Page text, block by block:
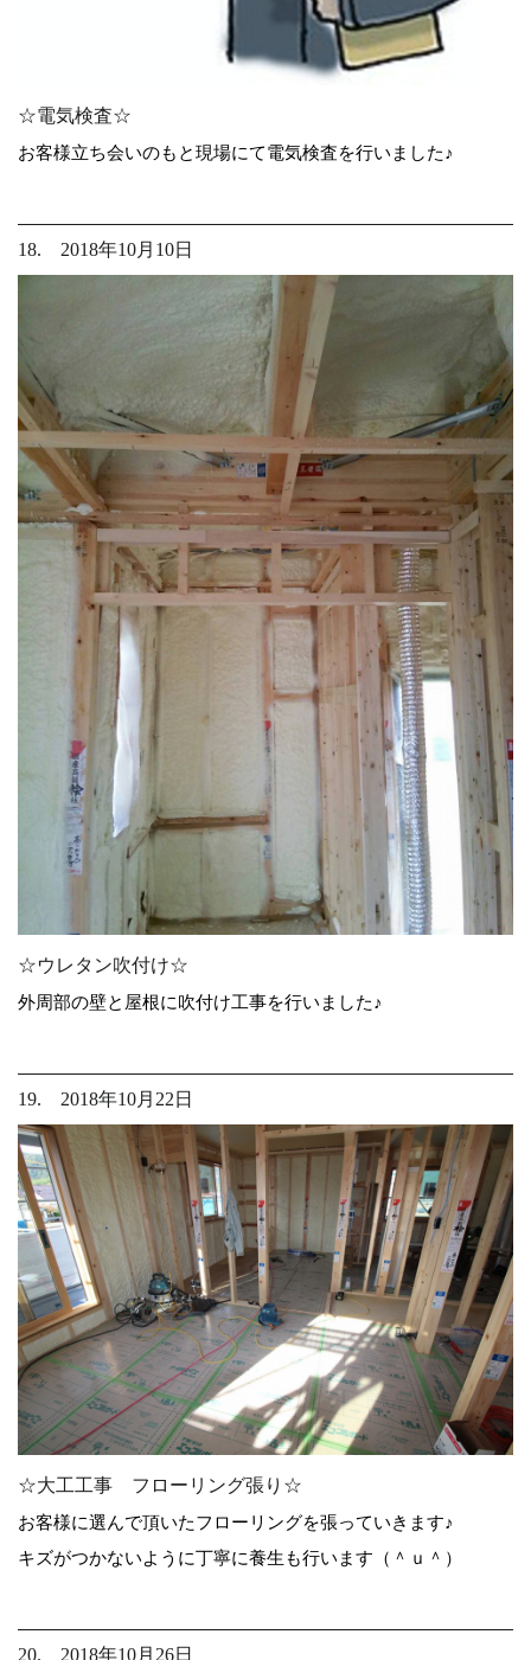
☆電気検査☆
お客様立ち会いのもと現場にて電気検査を行いました♪
18. 2018年10月10日
☆ウレタン吹付け☆
外周部の壁と屋根に吹付け工事を行いました♪
19. 2018年10月22日
☆大工工事 フローリング張り☆
お客様に選んで頂いたフローリングを張っていきます♪
キズがつかないように丁寧に養生も行います（＾ｕ＾）
20. 2018年10月26日